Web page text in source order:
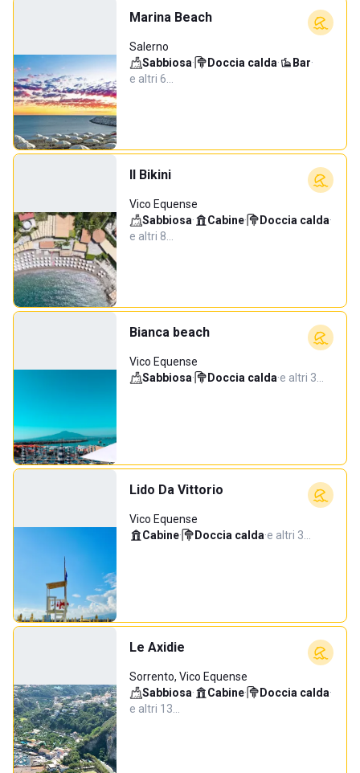
Marina Beach
Salerno
Sabbiosa· Doccia calda· Bar·
e altri 6…
Il Bikini
Vico Equense
Sabbiosa· Cabine· Doccia calda·
e altri 8…
Bianca beach
Vico Equense
Sabbiosa· Doccia calda·e altri 3…
Lido Da Vittorio
Vico Equense
Cabine· Doccia calda·e altri 3…
Le Axidie
Sorrento, Vico Equense
Sabbiosa· Cabine· Doccia calda·
e altri 13…